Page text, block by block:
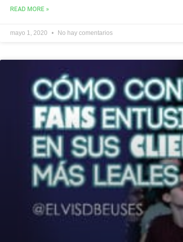
READ MORE »
mayo 1, 2020 No hay comentarios